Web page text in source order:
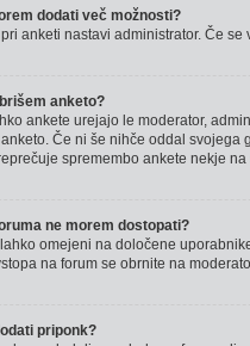
dodati več možnosti?
anketi nastavi administrator. Če
anketo?
ankete urejajo le moderator,
Če ni še nihče oddal
spremembo ankete nekje
ne morem dostopati?
omejeni na določene
na forum se obrnite na
priponk?